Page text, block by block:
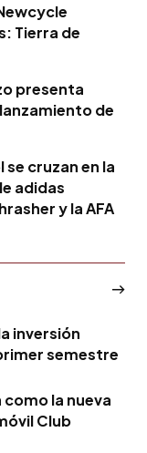
Tierra de
presenta
de
cruzan en la
adidas
y la AFA
inversión
semestre
la nueva
Club